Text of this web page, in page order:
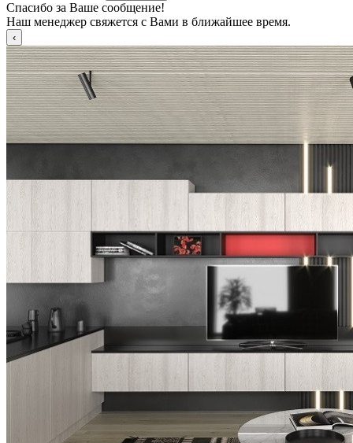
Спасибо за Ваше сообщение!
Наш менеджер свяжется с Вами в ближайшее время.